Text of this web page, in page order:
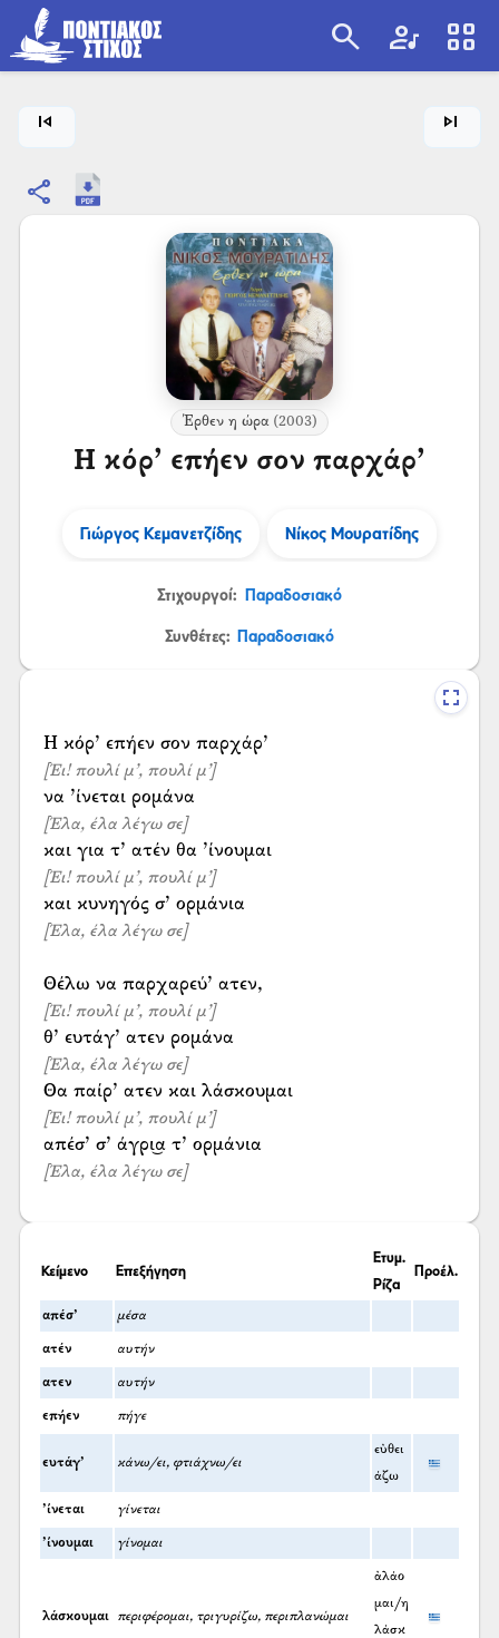
search artist view_cozy
skip_previous skip_next
share
Έρθεν η ώρα(2003)
Η κόρ’ επήεν σον παρχάρ’
Γιώργος Κεμανετζίδης Νίκος Μουρατίδης
Στιχουργοί: Παραδοσιακό
Συνθέτες: Παραδοσιακό
[Έι! πουλί μ’, πουλί μ’]
[Έλα, έλα λέγω σε]
και για τ’ ατέν θα ’ίνουμαι
[Έι! πουλί μ’, πουλί μ’]
[Έλα, έλα λέγω σε]
[Έι! πουλί μ’, πουλί μ’]
[Έλα, έλα λέγω σε]
Θα παίρ’ ατεν και λάσκουμαι
[Έι! πουλί μ’, πουλί μ’]
[Έλα, έλα λέγω σε]
Κείμενο Επεξήγηση
Ετυμ.
Ρίζα
Προέλ.
απέσ’ μέσα
ατέν αυτήν
ατεν αυτήν
επήεν πήγε
ευτάγ’ κάνω/ει, φτιάχνω/ει
εὐθει
άζω
’ίνεται γίνεται
’ίνουμαι γίνομαι
λάσκουμαι περιφέρομαι, τριγυρίζω, περιπλανώμαι
ἀλάο
μαι/η
λάσκ